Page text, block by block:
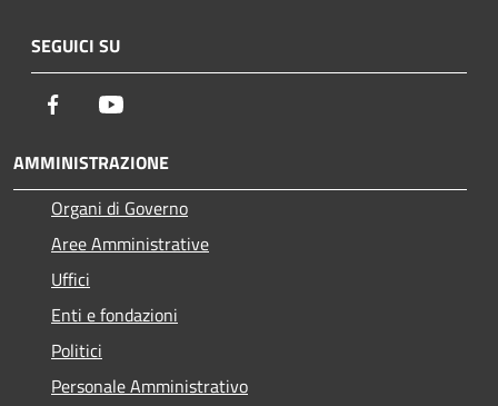
SEGUICI SU
Facebook
AMMINISTRAZIONE
Organi di Governo
Aree Amministrative
Uffici
Enti e fondazioni
Politici
Personale Amministrativo